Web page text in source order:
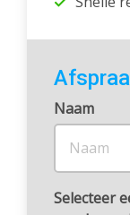
Naam
Selecteer